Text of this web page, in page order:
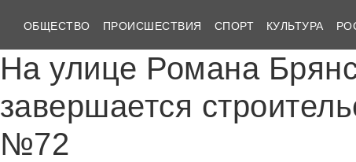
ОБЩЕСТВО ПРОИСШЕСТВИЯ СПОРТ КУЛЬТУРА
На улице Романа
завершается
№72